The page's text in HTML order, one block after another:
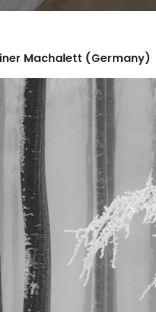
Machalett (Germany)